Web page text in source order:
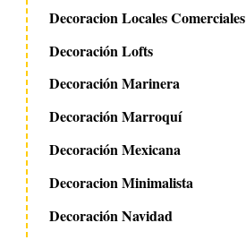
Decoracion Locales Comerciales
Decoración Lofts
Decoración Marinera
Decoración Marroquí
Decoración Mexicana
Decoracion Minimalista
Decoración Navidad